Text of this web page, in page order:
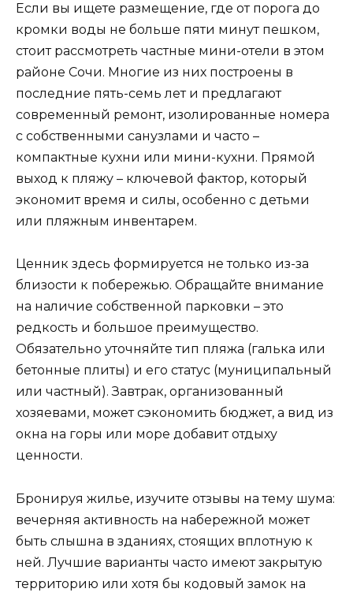
Если вы ищете размещение, где от порога до
кромки воды не больше пяти минут пешком,
стоит рассмотреть частные мини-отели в этом
районе Сочи. Многие из них построены в
последние пять-семь лет и предлагают
современный ремонт, изолированные номера
с собственными санузлами и часто –
компактные кухни или мини-кухни. Прямой
выход к пляжу – ключевой фактор, который
экономит время и силы, особенно с детьми
или пляжным инвентарем.
Ценник здесь формируется не только из-за
близости к побережью. Обращайте внимание
на наличие собственной парковки – это
редкость и большое преимущество.
Обязательно уточняйте тип пляжа (галька или
бетонные плиты) и его статус (муниципальный
или частный). Завтрак, организованный
хозяевами, может сэкономить бюджет, а вид из
окна на горы или море добавит отдыху
ценности.
Бронируя жилье, изучите отзывы на тему шума:
вечерняя активность на набережной может
быть слышна в зданиях, стоящих вплотную к
ней. Лучшие варианты часто имеют закрытую
территорию или хотя бы кодовый замок на